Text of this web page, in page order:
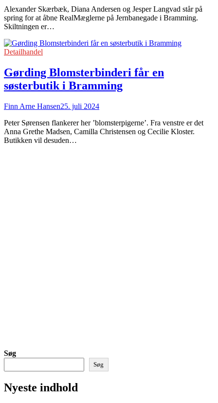
Alexander Skærbæk, Diana Andersen og Jesper Langvad står på
spring for at åbne RealMæglerne på Jernbanegade i Bramming.
Skiltningen er…
Detailhandel
Gørding Blomsterbinderi får en
søsterbutik i Bramming
Finn Arne Hansen25. juli 2024
Peter Sørensen flankerer her ’blomsterpigerne’. Fra venstre er det
Anna Grethe Madsen, Camilla Christensen og Cecilie Kloster.
Butikken vil desuden…
Søg
Søg
Nyeste indhold